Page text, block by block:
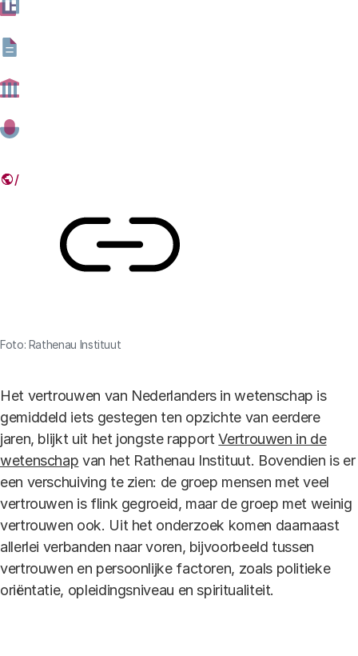
organiseerden de KNAW en het Rathenau Instituut een
terugblik aan de hand van foto's en bijschriften.
08 OKTOBER 2025
Foto: Rathenau Instituut
Het vertrouwen van Nederlanders in wetenschap is
gemiddeld iets gestegen ten opzichte van eerdere
jaren, blijkt uit het jongste rapportVertrouwen in de
wetenschap van het Rathenau Instituut. Bovendien is er
een verschuiving te zien: de groep mensen met veel
vertrouwen is flink gegroeid, maar de groep met weinig
vertrouwen ook. Uit het onderzoek komen daarnaast
allerlei verbanden naar voren, bijvoorbeeld tussen
vertrouwen en persoonlijke factoren, zoals politieke
oriëntatie, opleidingsniveau en spiritualiteit.